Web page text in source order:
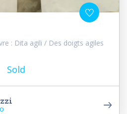
: Dita agili / Des doigts agiles
Sold